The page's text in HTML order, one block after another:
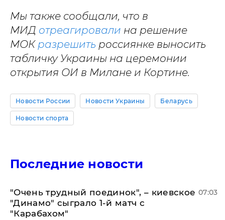
Мы также сообщали, что в
МИД отреагировали на решение
МОК разрешить россиянке выносить
табличку Украины на церемонии
открытия ОИ в Милане и Кортине.
Новости России Новости Украины Беларусь
Новости спорта
Последние новости
"Очень трудный поединок", – киевское
"Динамо" сыграло 1-й матч с
"Карабахом"
07:03